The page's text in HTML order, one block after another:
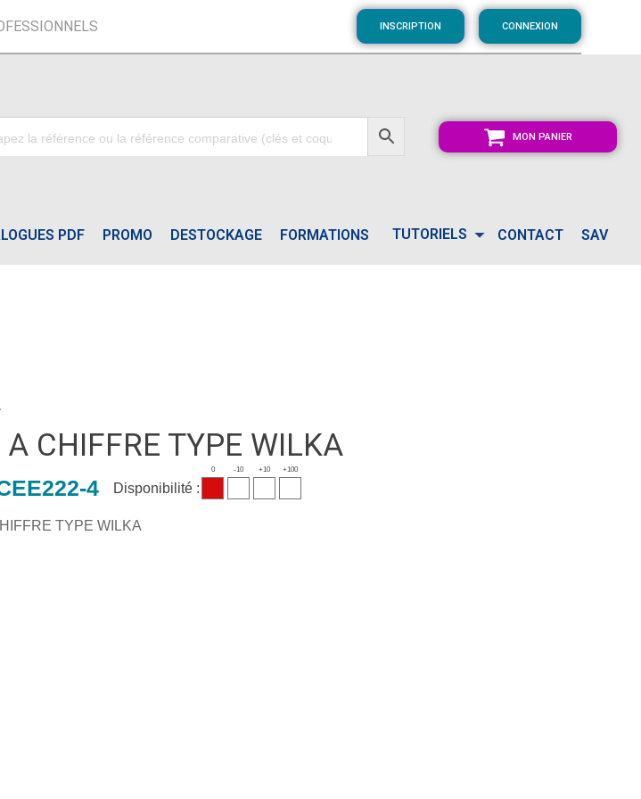
INSCRIPTION CONNEXION
MON PANIER
PDF PROMO DESTOCKAGE FORMATIONS TUTORIELS CONTACT SAV
A CHIFFRE TYPE WILKA
4 Disponibilité :
0 -10 +10 +100
TYPE WILKA